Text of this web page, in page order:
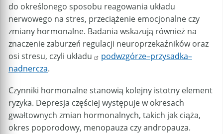
do określonego sposobu reagowania układu
nerwowego na stres, przeciążenie emocjonalne czy
zmiany hormonalne. Badania wskazują również na
znaczenie zaburzeń regulacji neuroprzekaźników oraz
osi stresu, czyli układu
podwzgórze–przysadka–
nadnercza.
Czynniki hormonalne stanowią kolejny istotny element
ryzyka. Depresja częściej występuje w okresach
gwałtownych zmian hormonalnych, takich jak ciąża,
okres poporodowy, menopauza czy andropauza.